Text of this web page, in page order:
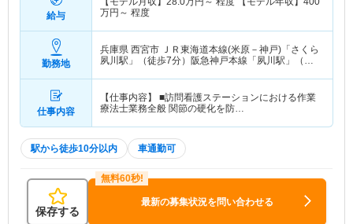
給与
万円～ 程度
勤務地
兵庫県 西宮市 ＪＲ東海道本線(米原－神戸)「さくら
夙川駅」（徒歩7分）阪急神戸本線「夙川駅」（徒
仕事内容
【仕事内容】 ■訪問看護ステーションにおける作業
療法士業務全般 関節の硬化を防…
駅から徒歩10分以内 車通勤可
保存する
最新の募集状況を問い合わせる